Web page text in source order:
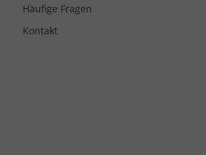
Häufige Fragen
Kontakt